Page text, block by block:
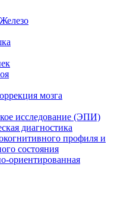
мозга
исследование (ЭПИ)
диагностика
профиля и
состояния
ориентированная